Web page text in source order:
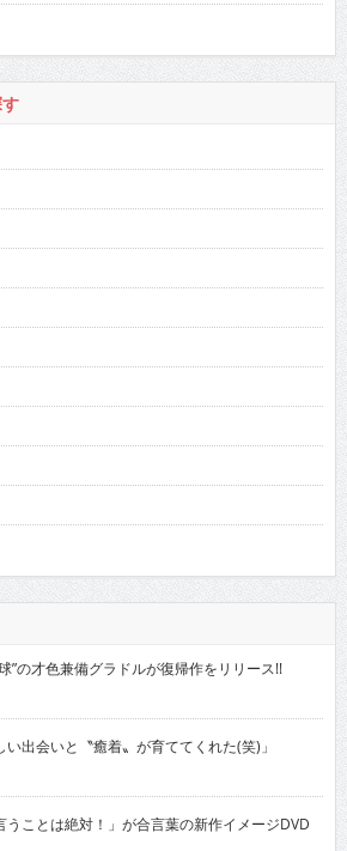
”の才色兼備グラドルが復帰作をリリース!!
出会いと〝癒着〟が育ててくれた(笑)」
ことは絶対！」が合言葉の新作イメージDVD